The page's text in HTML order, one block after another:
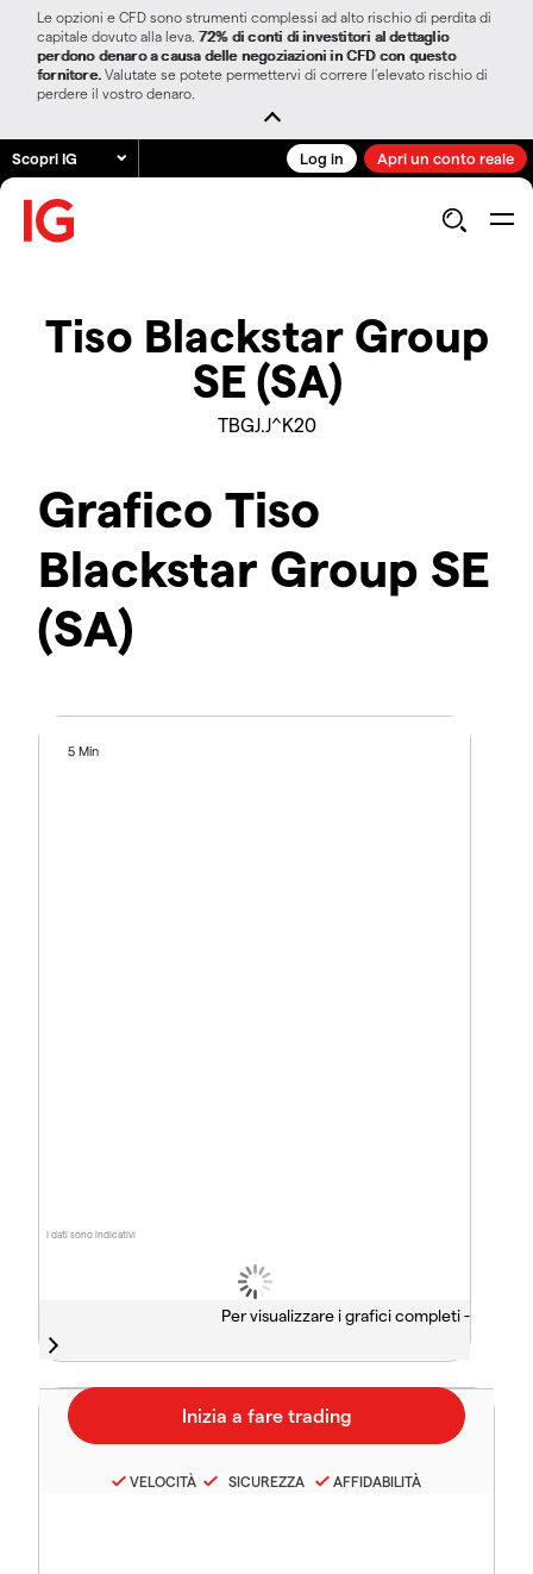
Le opzioni e CFD sono strumenti complessi ad alto rischio di perdita di
capitale dovuto alla leva. 72% di conti di investitori al dettaglio
perdono denaro a causa delle negoziazioni in CFD con questo
fornitore. Valutate se potete permettervi di correre l’elevato rischio di
perdere il vostro denaro.
Scopri IG Log in Apri un conto reale
Tiso Blackstar Group
SE (SA)
TBGJ.J^K20
Grafico Tiso
Blackstar Group SE
(SA)
I dati sono indicativi
5 Min
Per visualizzare i grafici completi -
VELOCITÀ SICUREZZA AFFIDABILITÀ